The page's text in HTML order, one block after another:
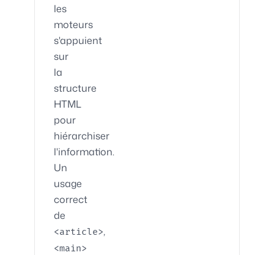
les
moteurs
s'appuient
sur
la
structure
HTML
pour
hiérarchiser
l'information.
Un
usage
correct
de
<article>,
<main>